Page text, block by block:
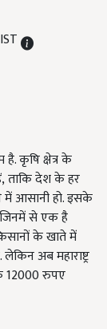
कृषि क्षेत्र के
,ताकि देश के हर
में आसानी हो. इसके
जिनमें से एक है
के खाते में
अब महाराष्ट्र
12000 रुपए